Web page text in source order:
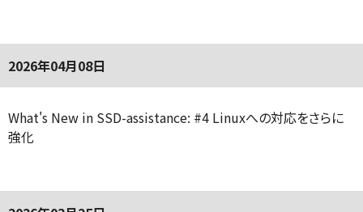
2026年04月08日
What's New in SSD-assistance: #4 Linuxへの対応をさらに
強化